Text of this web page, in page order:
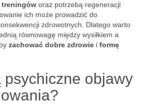
oraz potrzebą regeneracji
ich może prowadzić do
zdrowotnych. Dlatego warto
równowagę między wysiłkiem a
zachować dobre zdrowie i formę
psychiczne objawy